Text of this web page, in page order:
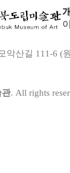
산길 111-6 (
관. All rights